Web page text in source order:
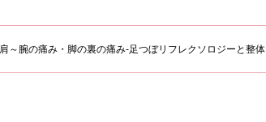
肩～腕の痛み・脚の裏の痛み-足つぼリフレクソロジーと整体